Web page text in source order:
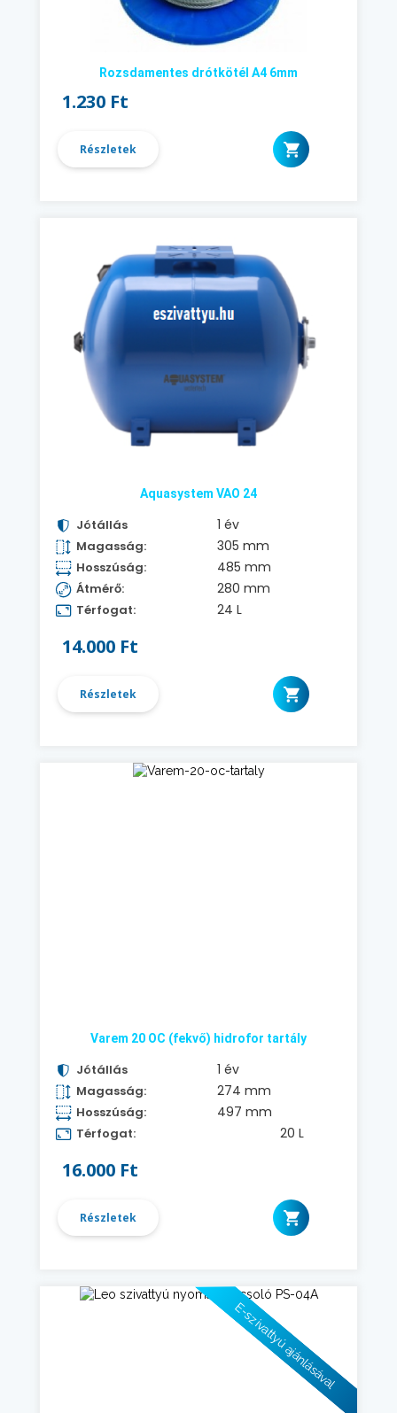
Rozsdamentes drótkötél A4 6mm
1.230 Ft
Részletek
Aquasystem VAO 24
Jótállás 1 év
Magasság: 305 mm
Hosszúság: 485 mm
Átmérő: 280 mm
Térfogat: 24 L
14.000 Ft
Részletek
Varem 20 OC (fekvő) hidrofor tartály
Jótállás 1 év
Magasság: 274 mm
Hosszúság: 497 mm
Térfogat: 20 L
16.000 Ft
Részletek
E-szivattyú ajánlásával